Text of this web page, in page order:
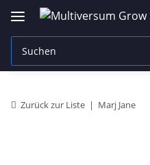
Zurück zur Liste Marj Jane